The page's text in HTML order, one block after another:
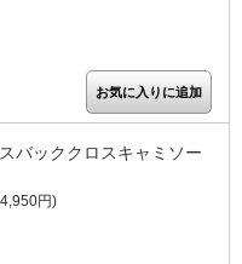
バッククロスキャミソー
円)